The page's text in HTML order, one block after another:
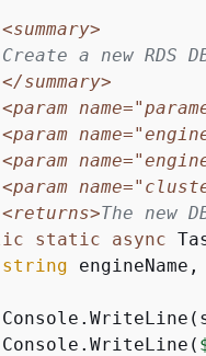
<summary>
Create a new RDS
</summary>
<param
<param
<param
<param
<returns>The new
static async
string engineName,